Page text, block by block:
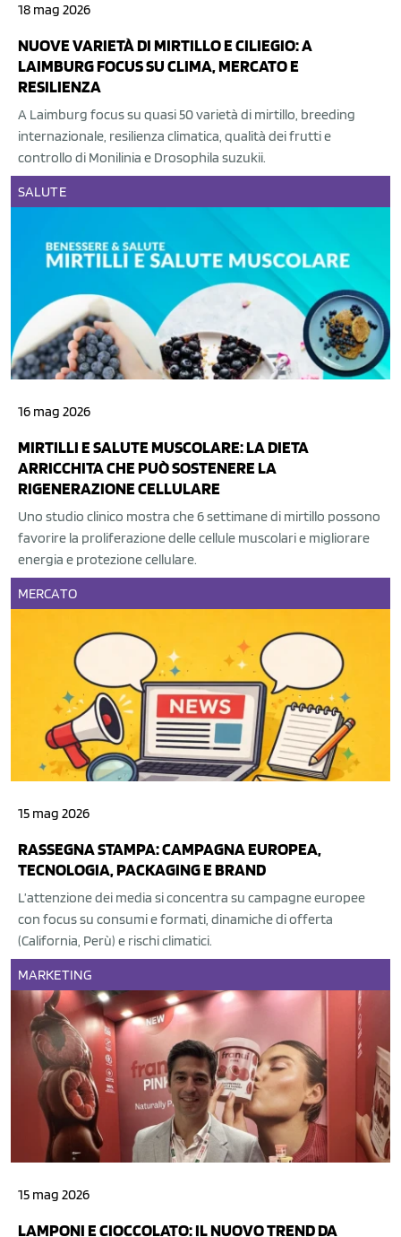
18 mag 2026
NUOVE VARIETÀ DI MIRTILLO E CILIEGIO: A
LAIMBURG FOCUS SU CLIMA, MERCATO E
RESILIENZA
A Laimburg focus su quasi 50 varietà di mirtillo, breeding
internazionale, resilienza climatica, qualità dei frutti e
controllo di Monilinia e Drosophila suzukii.
SALUTE
16 mag 2026
MIRTILLI E SALUTE MUSCOLARE: LA DIETA
ARRICCHITA CHE PUÒ SOSTENERE LA
RIGENERAZIONE CELLULARE
Uno studio clinico mostra che 6 settimane di mirtillo possono
favorire la proliferazione delle cellule muscolari e migliorare
energia e protezione cellulare.
MERCATO
15 mag 2026
RASSEGNA STAMPA: CAMPAGNA EUROPEA,
TECNOLOGIA, PACKAGING E BRAND
L’attenzione dei media si concentra su campagne europee
con focus su consumi e formati, dinamiche di offerta
(California, Perù) e rischi climatici.
MARKETING
15 mag 2026
LAMPONI E CIOCCOLATO: IL NUOVO TREND DA